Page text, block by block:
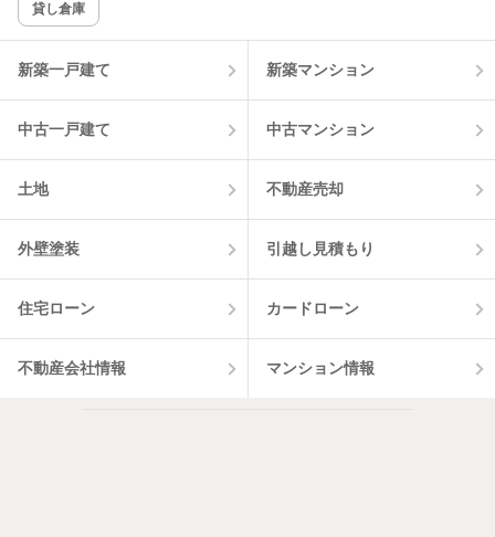
該当件数:
物件一覧に反映
貸し倉庫
新築一戸建て 新築マンション
中古一戸建て 中古マンション
土地 不動産売却
外壁塗装 引越し見積もり
住宅ローン カードローン
不動産会社情報 マンション情報